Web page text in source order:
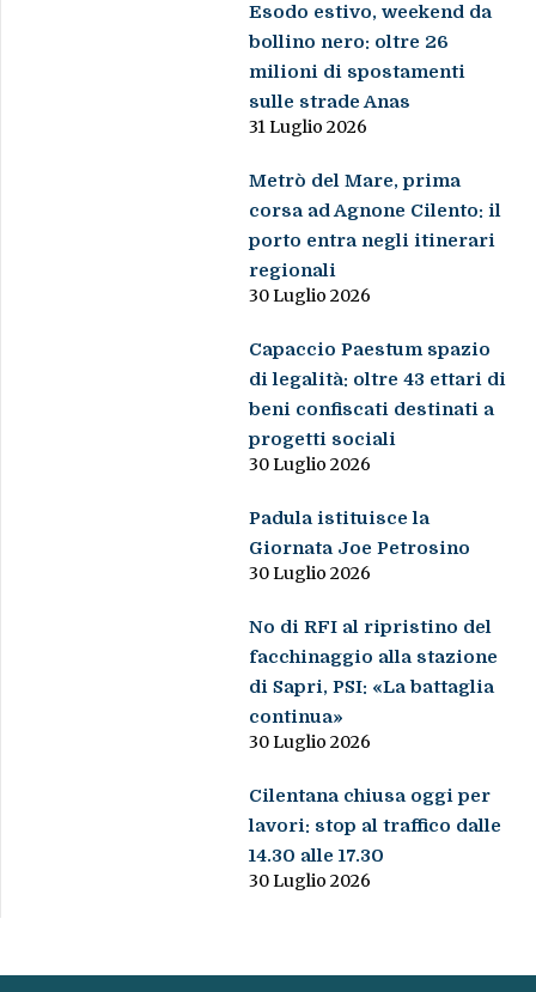
Esodo estivo, weekend da
bollino nero: oltre 26
milioni di spostamenti
sulle strade Anas
31 Luglio 2026
Metrò del Mare, prima
corsa ad Agnone Cilento: il
porto entra negli itinerari
regionali
30 Luglio 2026
Capaccio Paestum spazio
di legalità: oltre 43 ettari di
beni confiscati destinati a
progetti sociali
30 Luglio 2026
Padula istituisce la
Giornata Joe Petrosino
30 Luglio 2026
No di RFI al ripristino del
facchinaggio alla stazione
di Sapri, PSI: «La battaglia
continua»
30 Luglio 2026
Cilentana chiusa oggi per
lavori: stop al traffico dalle
14.30 alle 17.30
30 Luglio 2026